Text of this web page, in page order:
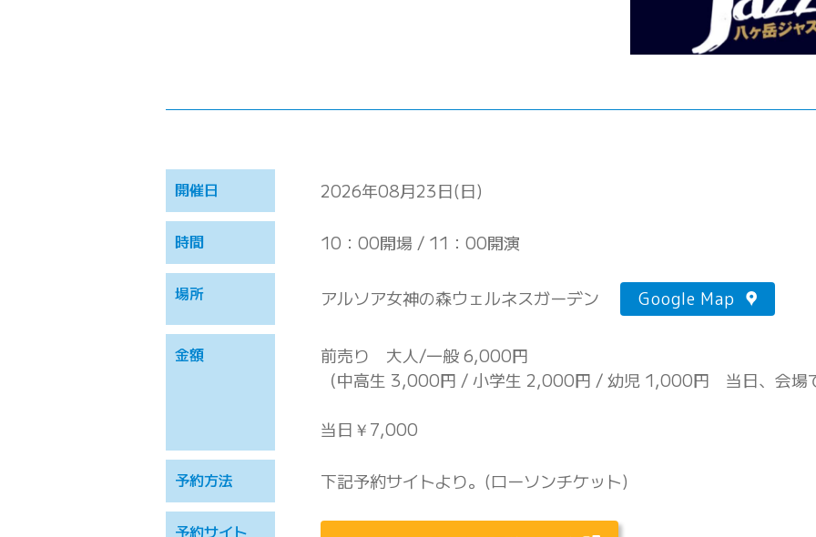
開催日 2026年08月23日(日)
時間 10：00開場 / 11：00開演
場所 アルソア女神の森ウェルネスガーデン Google Map
金額
前売り 大人/一般 6,000円
（中高生 3,000円 / 小学生 2,000円 / 幼児 1,000円 当日、会場
当日￥7,000
予約方法 下記予約サイトより。(ローソンチケット)
予約サイト